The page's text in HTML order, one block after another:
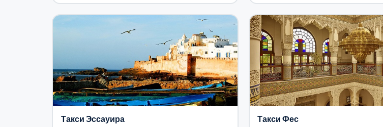
Такси Эссауира Такси Фес